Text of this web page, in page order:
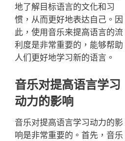
地了解目标语言的文化和习
惯，从而更好地表达自己。因
此，使用音乐来提高语言的流
利度是非常重要的，能够帮助
人们更好地学习新的语言。
音乐对提高语言学习
动力的影响
音乐对提高语言学习动力的影
响是非常重要的。首先，音乐